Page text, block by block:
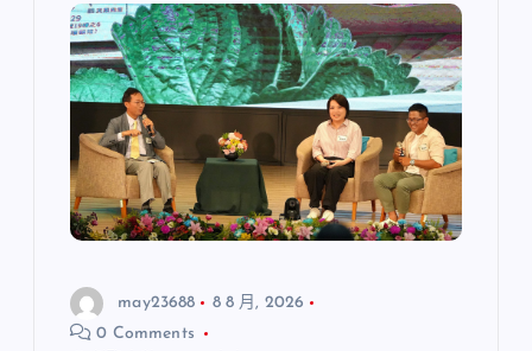
may23688
8 8 月, 2026
0 Comments